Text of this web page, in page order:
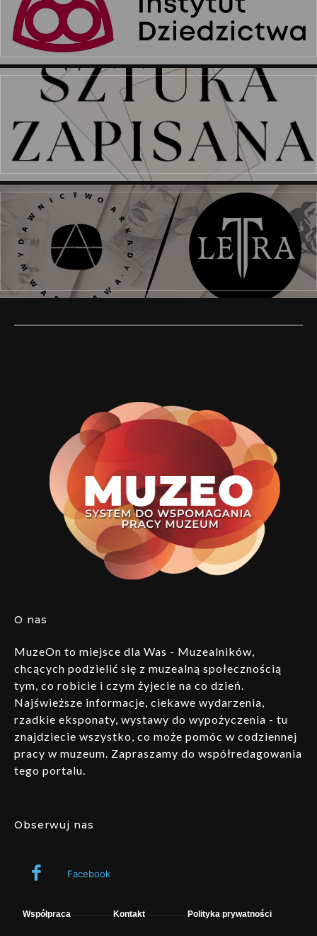
O nas
MuzeOn to miejsce dla Was - Muzealników,
chcących podzielić się z muzealną społecznością
tym, co robicie i czym żyjecie na co dzień.
Najświeższe informacje, ciekawe wydarzenia,
rzadkie eksponaty, wystawy do wypożyczenia - tu
znajdziecie wszystko, co może pomóc w codziennej
pracy w muzeum. Zapraszamy do współredagowania
tego portalu.
Obserwuj nas
Facebook
Współpraca Kontakt Polityka prywatności